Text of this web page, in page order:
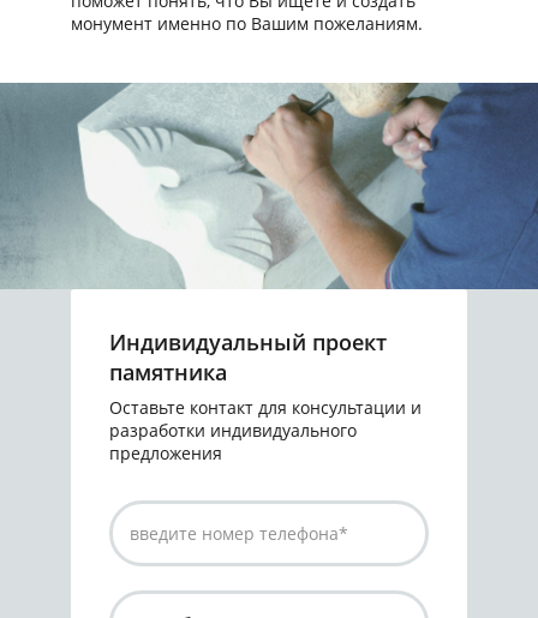
монумент именно по Вашим пожеланиям.
Индивидуальный проект
памятника
Оставьте контакт для консультации и
разработки индивидуального
предложения